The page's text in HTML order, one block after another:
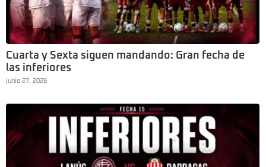
Cuarta y Sexta siguen mandando: Gran fecha de
las inferiores
junio 27, 2026